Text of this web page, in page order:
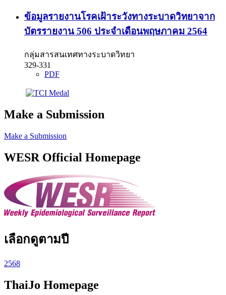
ข้อมูลรายงานโรคเฝ้าระวังทางระบาดวิทยาจาก
บัตรรายงาน 506 ประจำเดือนพฤษภาคม 2564
กลุ่มสารสนเทศทางระบาดวิทยา
329-331
PDF
Make a Submission
Make a Submission
WESR Official Homepage
เลือกดูตามปี
2568
ThaiJo Homepage